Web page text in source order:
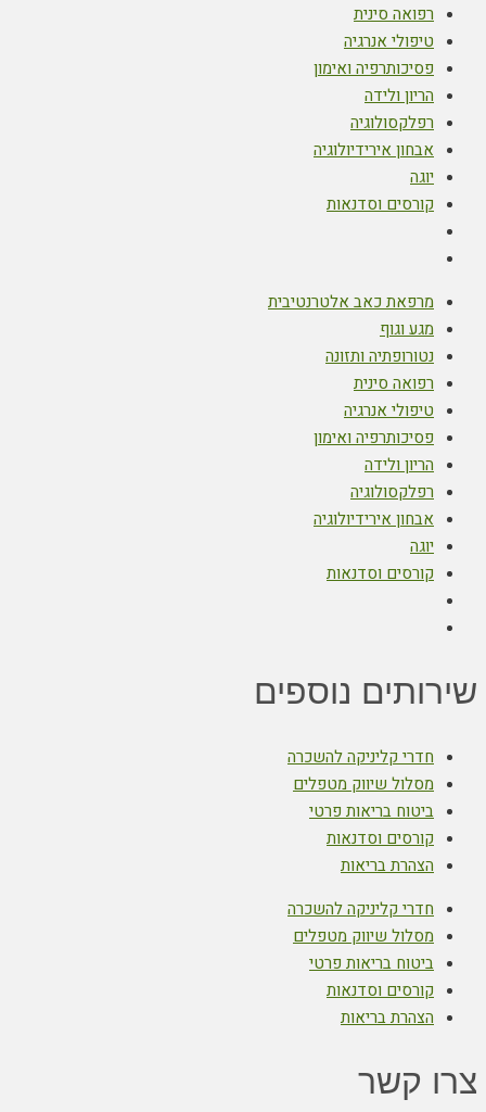
רפואה סינית
טיפולי אנרגיה
פסיכותרפיה ואימון
הריון ולידה
רפלקסולוגיה
אבחון אירידיולוגיה
יוגה
קורסים וסדנאות
מרפאת כאב אלטרנטיבית
מגע וגוף
נטורופתיה ותזונה
רפואה סינית
טיפולי אנרגיה
פסיכותרפיה ואימון
הריון ולידה
רפלקסולוגיה
אבחון אירידיולוגיה
יוגה
קורסים וסדנאות
שירותים נוספים
חדרי קליניקה להשכרה
מסלול שיווק מטפלים
ביטוח בריאות פרטי
קורסים וסדנאות
הצהרת בריאות
חדרי קליניקה להשכרה
מסלול שיווק מטפלים
ביטוח בריאות פרטי
קורסים וסדנאות
הצהרת בריאות
צרו קשר